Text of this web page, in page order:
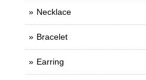
Necklace
Bracelet
Earring